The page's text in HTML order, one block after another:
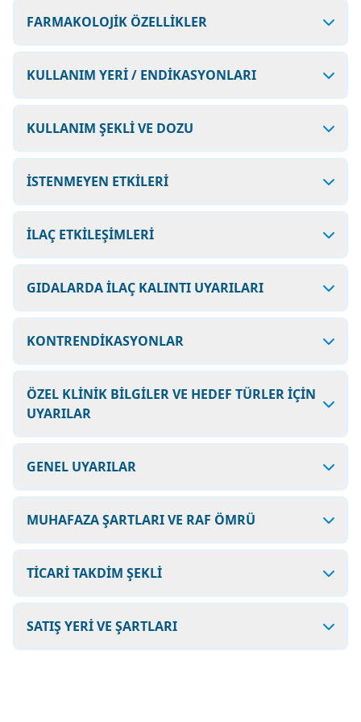
FARMAKOLOJİK ÖZELLİKLER
KULLANIM YERİ / ENDİKASYONLARI
KULLANIM ŞEKLİ VE DOZU
İSTENMEYEN ETKİLERİ
İLAÇ ETKİLEŞİMLERİ
GIDALARDA İLAÇ KALINTI UYARILARI
KONTRENDİKASYONLAR
ÖZEL KLİNİK BİLGİLER VE HEDEF TÜRLER İÇİN
UYARILAR
GENEL UYARILAR
MUHAFAZA ŞARTLARI VE RAF ÖMRÜ
TİCARİ TAKDİM ŞEKLİ
SATIŞ YERİ VE ŞARTLARI